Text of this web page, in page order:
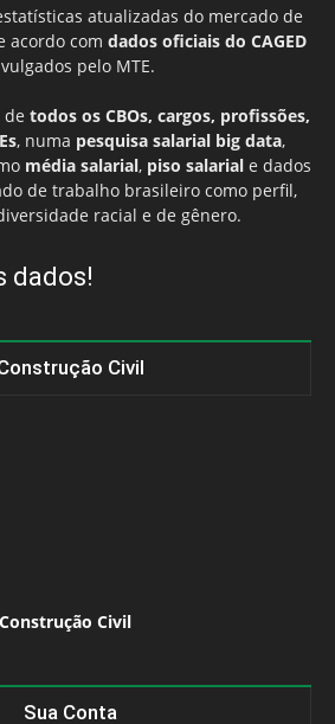
atualizadas do mercado de
acordo com dados oficiais do CAGED
pelo MTE.
de todos os CBOs, cargos, profissões,
, numa pesquisa salarial big data,
média salarial, piso salarial e dados
de trabalho brasileiro como perfil,
racial e de gênero.
dados!
Civil
Civil
Sua Conta